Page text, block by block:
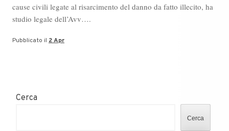
cause civili legate al risarcimento del danno da fatto illecito, ha
studio legale dell’Avv….
Pubblicato il 2 Apr
Cerca
Cerca